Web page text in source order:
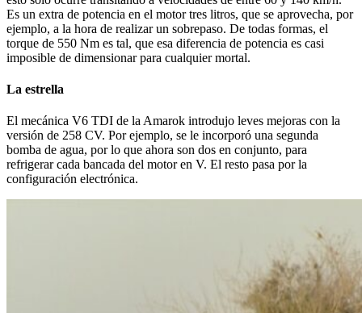
Es un extra de potencia en el motor tres litros, que se aprovecha, por
ejemplo, a la hora de realizar un sobrepaso. De todas formas, el
torque de 550 Nm es tal, que esa diferencia de potencia es casi
imposible de dimensionar para cualquier mortal.
La estrella
El mecánica V6 TDI de la Amarok introdujo leves mejoras con la
versión de 258 CV. Por ejemplo, se le incorporó una segunda
bomba de agua, por lo que ahora son dos en conjunto, para
refrigerar cada bancada del motor en V. El resto pasa por la
configuración electrónica.